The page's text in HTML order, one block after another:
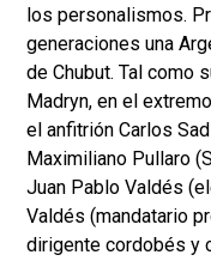
los personalismos.
generaciones una
de Chubut. Tal como
Madryn, en el
el anfitrión Carlos
Maximiliano Pullaro
Juan Pablo Valdés
Valdés (mandatario
dirigente cordobés y